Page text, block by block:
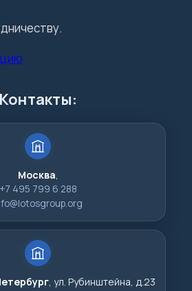
Контакты:
Москва,
+7 495 799 6 288
, ул. Рубинштейна, д.23